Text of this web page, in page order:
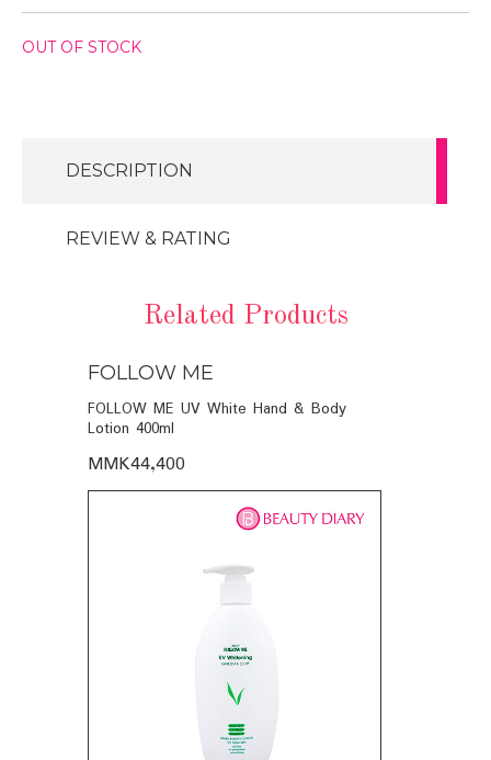
OUT OF STOCK
DESCRIPTION
REVIEW & RATING
Related Products
FOLLOW ME
FOLLOW ME UV White Hand & Body
Lotion 400ml
MMK44,400